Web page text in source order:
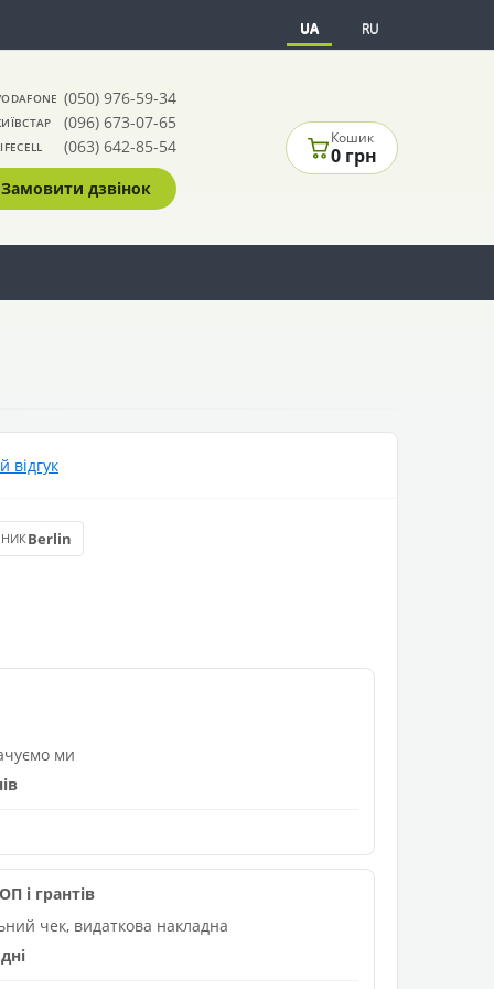
UA RU
(050) 976-59-34
(096) 673-07-65
(063) 642-85-54
Замовити дзвінок
Кошик
0 грн
Berlin
ми
і грантів
чек, видаткова накладна